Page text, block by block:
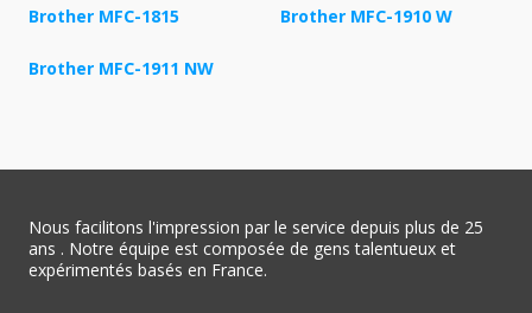
Brother MFC-1815 Brother MFC-1910 W
Brother MFC-1911 NW
Nous facilitons l'impression par le service depuis plus de 25
ans . Notre équipe est composée de gens talentueux et
expérimentés basés en France.